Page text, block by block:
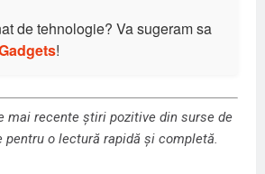
de tehnologie? Va sugeram sa
!
mai recente știri pozitive din surse de
pentru o lectură rapidă și completă.